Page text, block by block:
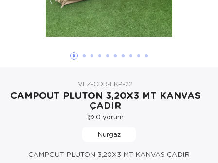
Kozmetik, Kişisel Bakım ve Sağlık
VLZ-CDR-EKP-22
CAMPOUT PLUTON 3,20X3 MT KANVAS
ÇADIR
0 yorum
Nurgaz
CAMPOUT PLUTON 3,20X3 MT KANVAS ÇADIR